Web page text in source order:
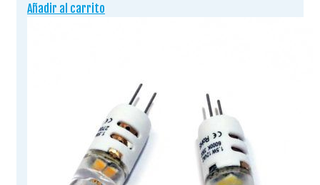
Añadir al carrito